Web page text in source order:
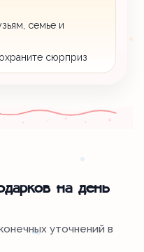
семье и
сюрприз
на день
уточнений в